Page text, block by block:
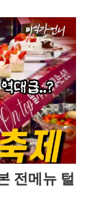
전메뉴 털